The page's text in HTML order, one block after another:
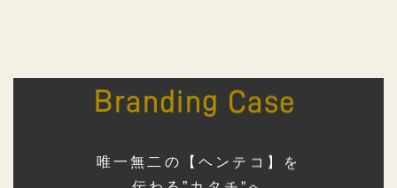
Branding Case
唯一無二の【ヘンテコ】を